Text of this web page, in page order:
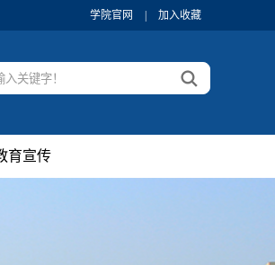
学院官网 加入收藏
育宣传